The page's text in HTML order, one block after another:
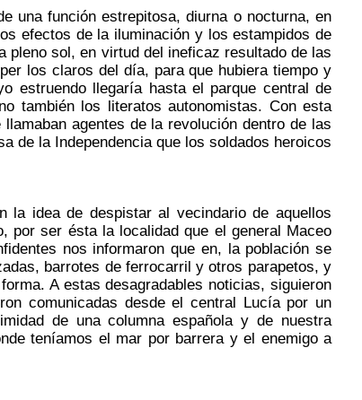
una función estrepitosa, diurna o nocturna, en
efectos de la iluminación y los estampidos de
pleno sol, en virtud del ineficaz resultado de las
los claros del día, para que hubiera tiempo y
estruendo llegaría hasta el parque central de
también los literatos autonomistas. Con esta
agentes de la revolución dentro de las
de la Independencia que los soldados heroicos
idea de despistar al vecindario de aquellos
por ser ésta la localidad que el general Maceo
nos informaron que en, la población se
barrotes de ferrocarril y otros parapetos, y
A estas desagradables noticias, siguieron
comunicadas desde el central Lucía por un
de una columna española y de nuestra
teníamos el mar por barrera y el enemigo a